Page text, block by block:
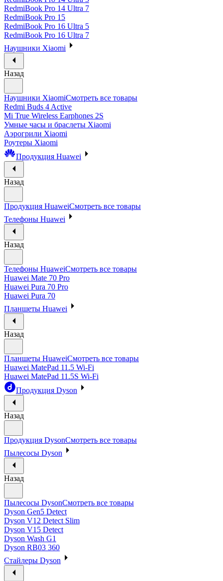
RedmiBook Pro 14 Ultra 7
RedmiBook Pro 15
RedmiBook Pro 16 Ultra 5
RedmiBook Pro 16 Ultra 7
Наушники Xiaomi
Назад
Наушники XiaomiСмотреть все товары
Redmi Buds 4 Active
Mi True Wireless Earphones 2S
Умные часы и браслеты Xiaomi
Аэрогрили Xiaomi
Роутеры Xiaomi
Продукция Huawei
Назад
Продукция HuaweiСмотреть все товары
Телефоны Huawei
Назад
Телефоны HuaweiСмотреть все товары
Huawei Mate 70 Pro
Huawei Pura 70 Pro
Huawei Pura 70
Планшеты Huawei
Назад
Планшеты HuaweiСмотреть все товары
Huawei MatePad 11.5 Wi-Fi
Huawei MatePad 11.5S Wi-Fi
Продукция Dyson
Назад
Продукция DysonСмотреть все товары
Пылесосы Dyson
Назад
Пылесосы DysonСмотреть все товары
Dyson Gen5 Detect
Dyson V12 Detect Slim
Dyson V15 Detect
Dyson Wash G1
Dyson RB03 360
Стайлеры Dyson